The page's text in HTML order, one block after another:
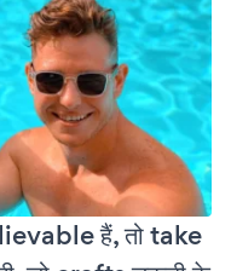
हैं, तो take